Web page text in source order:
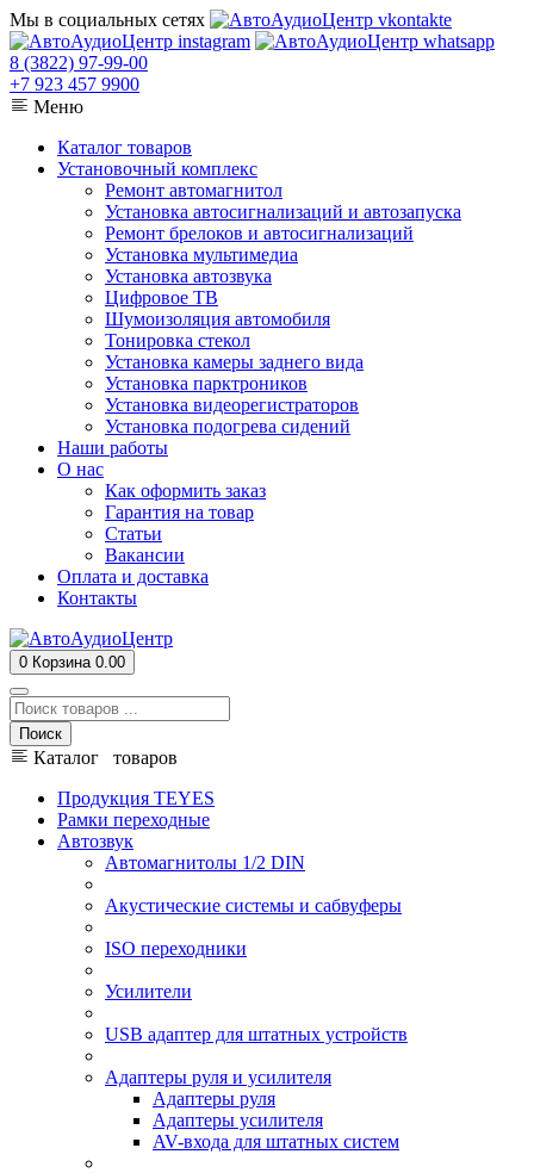
Мы в социальных сетях
8 (3822) 97-99-00
+7 923 457 9900
Меню
Каталог товаров
Установочный комплекс
Ремонт автомагнитол
Установка автосигнализаций и автозапуска
Ремонт брелоков и автосигнализаций
Установка мультимедиа
Установка автозвука
Цифровое ТВ
Шумоизоляция автомобиля
Тонировка стекол
Установка камеры заднего вида
Установка парктроников
Установка видеорегистраторов
Установка подогрева сидений
Наши работы
О нас
Как оформить заказ
Гарантия на товар
Статьи
Вакансии
Оплата и доставка
Контакты
0 Корзина 0.00
Поиск
Каталог товаров
Продукция TEYES
Рамки переходные
Автозвук
Автомагнитолы 1/2 DIN
Акустические системы и сабвуферы
ISO переходники
Усилители
USB адаптер для штатных устройств
Адаптеры руля и усилителя
Адаптеры руля
Адаптеры усилителя
AV-входа для штатных систем